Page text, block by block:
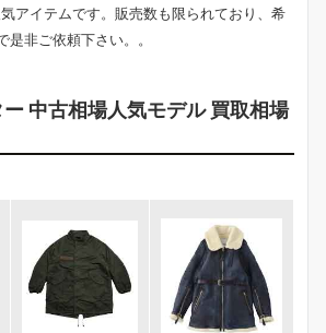
アイテムです。販売数も限られており、希
是非ご依頼下さい。。
中古相場人気モデル 買取相場